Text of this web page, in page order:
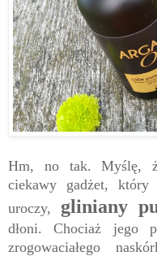
Hm, no tak. Myślę,
ciekawy gadżet,
uroczy, gliniany
dłoni. Chociaż jego
zrogowaciałego